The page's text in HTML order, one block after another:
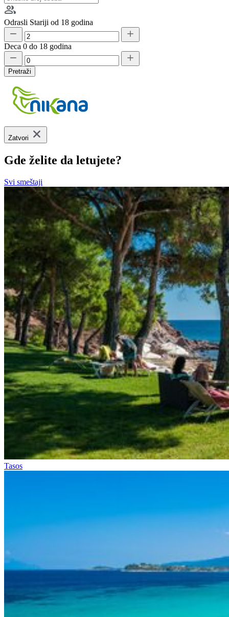
Odrasli Stariji od 18 godina
Deca 0 do 18 godina
Pretraži
Zatvori
Gde želite da letujete?
Svi smeštaji
Tasos